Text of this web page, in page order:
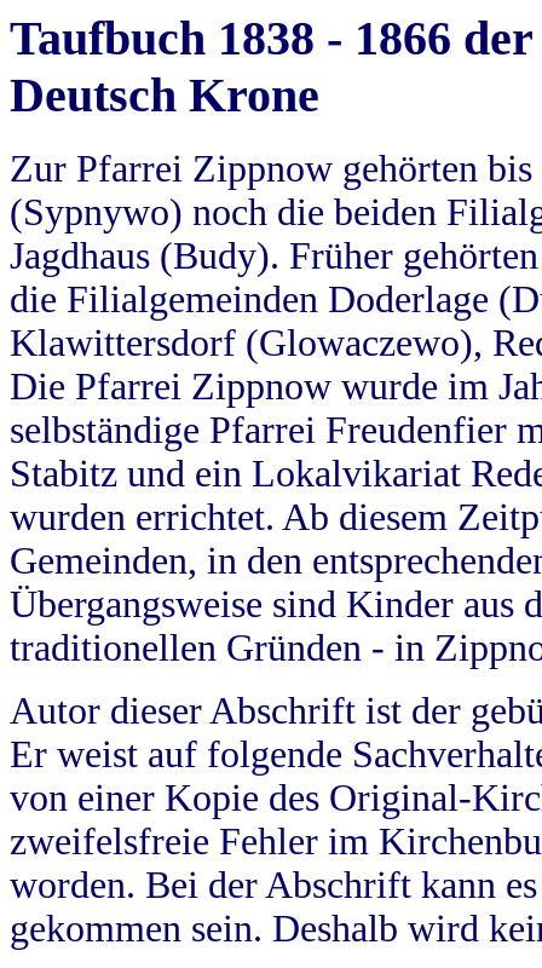
Taufbuch 1838 - 1866
Deutsch Krone
Zur Pfarrei Zippnow gehörten
(Sypnywo) noch die beiden
Jagdhaus (Budy). Früher
die Filialgemeinden Doderlage
Klawittersdorf (Glowaczewo),
Die Pfarrei Zippnow wurde im
selbständige Pfarrei Freudenfier
Stabitz und ein Lokalvikariat
wurden errichtet. Ab diesem
Gemeinden, in den
Übergangsweise sind Kinder aus
traditionellen Gründen - in
Autor dieser Abschrift ist der
Er weist auf folgende
von einer Kopie des Original-
zweifelsfreie Fehler im
worden. Bei der Abschrift kann
gekommen sein. Deshalb wird